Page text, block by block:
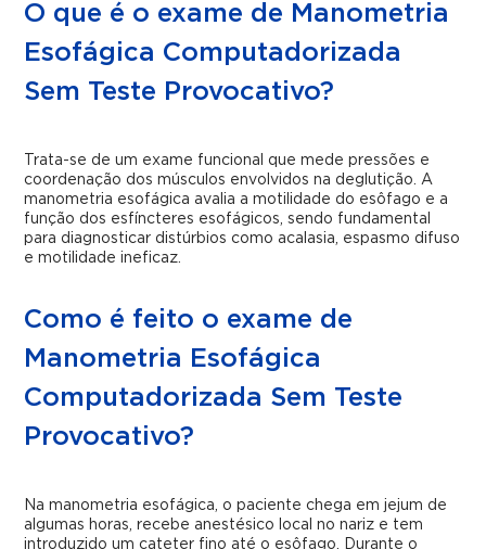
O que é o exame de Manometria
Esofágica Computadorizada
Sem Teste Provocativo?
Trata-se de um exame funcional que mede pressões e
coordenação dos músculos envolvidos na deglutição. A
manometria esofágica avalia a motilidade do esôfago e a
função dos esfíncteres esofágicos, sendo fundamental
para diagnosticar distúrbios como acalasia, espasmo difuso
e motilidade ineficaz.
Como é feito o exame de
Manometria Esofágica
Computadorizada Sem Teste
Provocativo?
Na manometria esofágica, o paciente chega em jejum de
algumas horas, recebe anestésico local no nariz e tem
introduzido um cateter fino até o esôfago. Durante o